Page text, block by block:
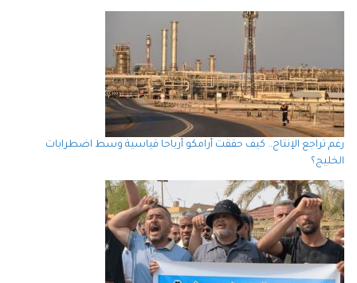
رغم تراجع الإنتاج.. كيف حققت أرامكو أرباحا قياسية وسط اضطرابات
الخليج؟